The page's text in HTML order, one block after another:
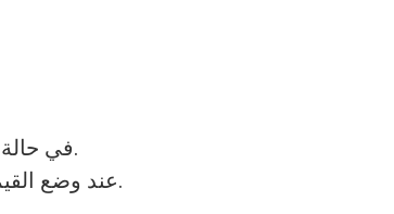
3. في حالة حدوث خطأ، تعرض الشاشة جميع معلومات الملاحظة، وهو أمر مناسب للخدمة.
4. عند وضع القيمة، تعرض الشاشة تفاصيل الفئة، كما تظهر القيمة الإجمالية على شاشة العميل.